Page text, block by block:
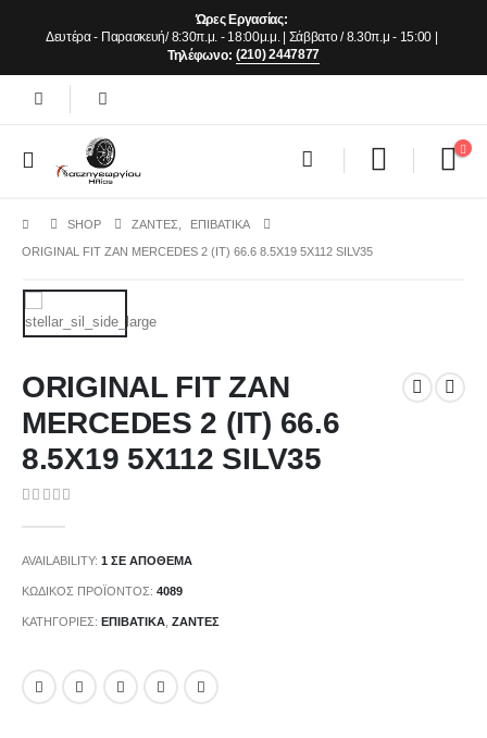
Ώρες Εργασίας:
Δευτέρα - Παρασκευή/ 8:30π.μ. - 18:00μ.μ. | Σάββατο / 8.30π.μ - 15:00 |
Τηλέφωνο: (210) 2447877
SHOP ΖΆΝΤΕΣ ΕΠΙΒΑΤΙΚΑ
ORIGINAL FIT ZAN MERCEDES 2 (IT) 66.6 8.5X19 5X112 SILV35
ORIGINAL FIT ZAN
MERCEDES 2 (IT) 66.6
8.5X19 5X112 SILV35
AVAILABILITY: 1 ΣΕ ΑΠΌΘΕΜΑ
ΚΩΔΙΚΌΣ ΠΡΟΪΌΝΤΟΣ: 4089
ΚΑΤΗΓΟΡΊΕΣ: ΕΠΙΒΑΤΙΚΑ ΖΆΝΤΕΣ